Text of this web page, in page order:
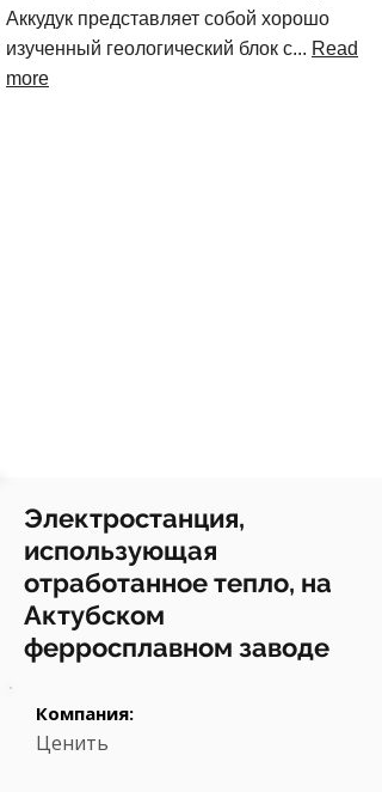
Аккудук представляет собой хорошо
изученный геологический блок с... Read
more
Электростанция,
использующая
отработанное тепло, на
Актубском
ферросплавном заводе
Компания:
Ценить